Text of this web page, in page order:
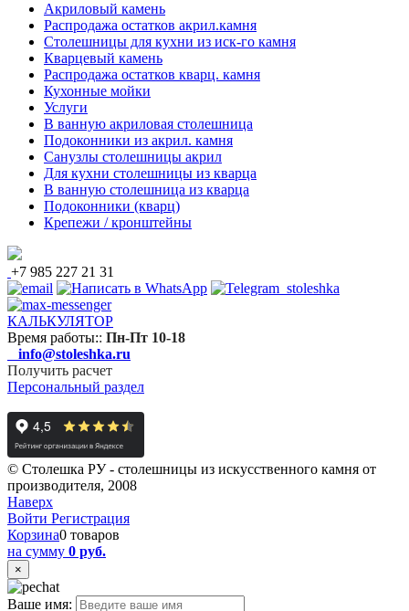
Акриловый камень
Распродажа остатков акрил.камня
Столешницы для кухни из иск-го камня
Кварцевый камень
Распродажа остатков кварц. камня
Кухонные мойки
Услуги
В ванную акриловая столешница
Подоконники из акрил. камня
Санузлы столешницы акрил
Для кухни столешницы из кварца
В ванную столешница из кварца
Подоконники (кварц)
Крепежи / кронштейны
+7 985 227 21 31
КАЛЬКУЛЯТОР
Время работы:: Пн-Пт 10-18
info@stoleshka.ru
Получить расчет
Персональный раздел
© Столешка РУ - столешницы из искусственного камня от
производителя, 2008
Наверх
Войти Регистрация
Корзина0 товаров
на сумму 0 руб.
×
Ваше имя: